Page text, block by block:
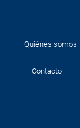
Quiénes somos
Contacto